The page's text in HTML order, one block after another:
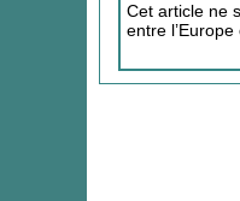
Cet article ne
entre